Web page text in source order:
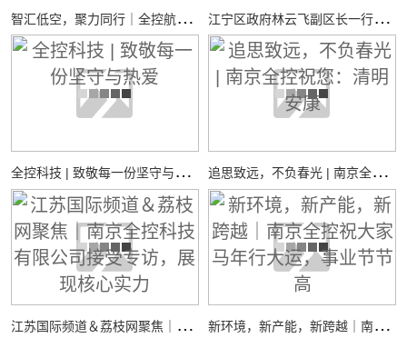
智
汇低空，聚力同行｜全控航空共探低空经济装备新机遇 江
宁区政府林云飞副区长一行调研全控仿真平台新工厂项目建设工作
全
控科技 | 致敬每一份坚守与热爱 追
思致远，不负春光 | 南京全控祝您：清明安康
江
苏国际频道＆荔枝网聚焦｜南京全控科技有限公司接受专访，展现核心实力 新
环境，新产能，新跨越｜南京全控祝大家马年行大运，事业节节高